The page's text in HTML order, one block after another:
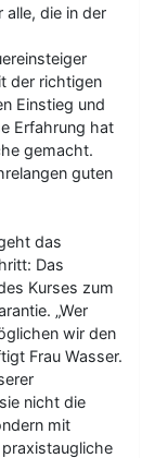
alle, die in der
der richtigen
Einstieg und
Erfahrung hat
gemacht.
guten
das
Das
Kurses zum
„Wer
wir den
Frau Wasser.
nicht die
mit